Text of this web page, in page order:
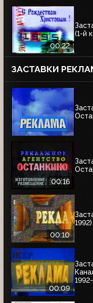
00:22
(1-й
ЗАСТАВКИ
00:16
00:10
1992)
00:09